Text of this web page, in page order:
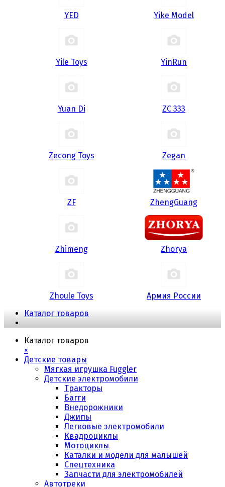
YED Yike Model
Yile Toys YinRun
Yuan Di ZC 333
Zecong Toys Zegan
ZF ZhengGuang
Zhimeng Zhorya
Zhoule Toys
Армия России
Каталог товаров
Каталог товаров
×
Детские товары
Мягкая игрушка Fuggler
Детские электромобили
Тракторы
Багги
Внедорожники
Джипы
Легковые электромобили
Квадроциклы
Мотоциклы
Каталки и модели для малышей
Спецтехника
Запчасти для электромобилей
Автотреки